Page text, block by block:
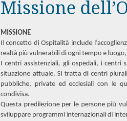
Missione
MISSIONE
Il concetto di Ospitalità include
realtà più vulnerabili di ogni tempo e
I centri assistenziali, gli ospedali, i centri
situazione attuale. Si tratta di centri
pubbliche, private ed ecclesiali con le
condivisa.
Questa predilezione per le persone più
sviluppare programmi internazionali di